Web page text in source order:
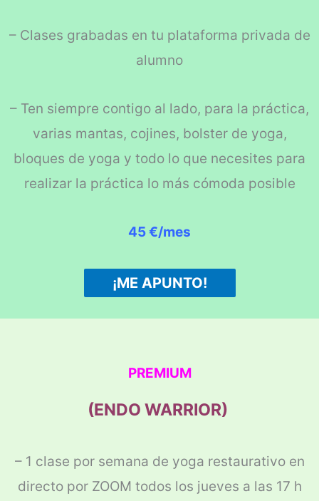
– Clases grabadas en tu plataforma privada de
alumno
– Ten siempre contigo al lado, para la práctica,
varias mantas, cojines, bolster de yoga,
bloques de yoga y todo lo que necesites para
realizar la práctica lo más cómoda posible
45 €/mes
¡ME APUNTO!
PREMIUM
(ENDO WARRIOR)
– 1 clase por semana de yoga restaurativo en
directo por ZOOM todos los jueves a las 17 h